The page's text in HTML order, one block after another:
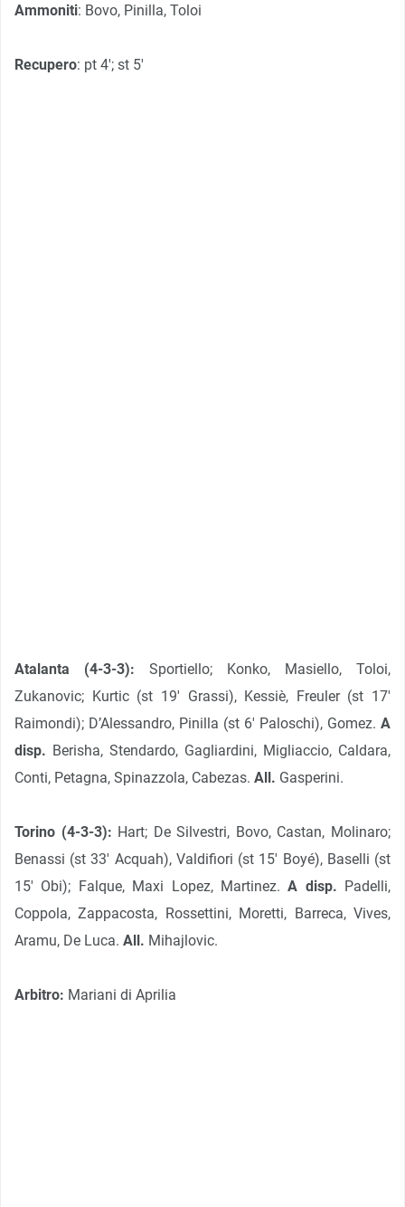
Ammoniti: Bovo, Pinilla, Toloi
Recupero: pt 4′; st 5′
Atalanta (4-3-3): Sportiello; Konko, Masiello, Toloi,
Zukanovic; Kurtic (st 19′ Grassi), Kessiè, Freuler (st 17′
Raimondi); D’Alessandro, Pinilla (st 6′ Paloschi), Gomez. A
disp. Berisha, Stendardo, Gagliardini, Migliaccio, Caldara,
Conti, Petagna, Spinazzola, Cabezas. All. Gasperini.
Torino (4-3-3): Hart; De Silvestri, Bovo, Castan, Molinaro;
Benassi (st 33′ Acquah), Valdifiori (st 15′ Boyé), Baselli (st
15′ Obi); Falque, Maxi Lopez, Martinez.A disp. Padelli,
Coppola, Zappacosta, Rossettini, Moretti, Barreca, Vives,
Aramu, De Luca. All. Mihajlovic.
Arbitro: Mariani di Aprilia